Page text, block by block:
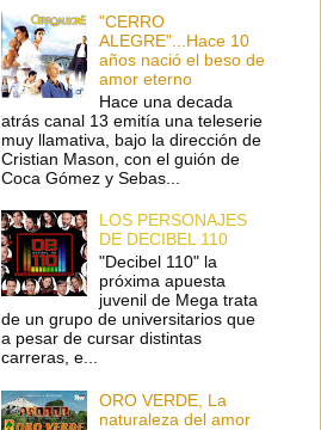
"CERRO
ALEGRE"...Hace 10
años nació el beso de
amor eterno
Hace una decada
atrás canal 13 emitía una teleserie
muy llamativa, bajo la dirección de
Cristian Mason, con el guión de
Coca Gómez y Sebas...
LOS PERSONAJES
DE DECIBEL 110
"Decibel 110" la
próxima apuesta
juvenil de Mega trata
de un grupo de universitarios que
a pesar de cursar distintas
carreras, e...
ORO VERDE, La
naturaleza del amor